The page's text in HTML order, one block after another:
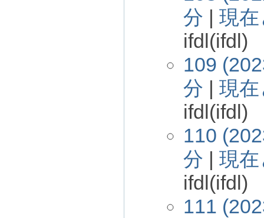
分 | 現
ifdl(ifdl)
109
分 | 現
ifdl(ifdl)
110
分 | 現
ifdl(ifdl)
111